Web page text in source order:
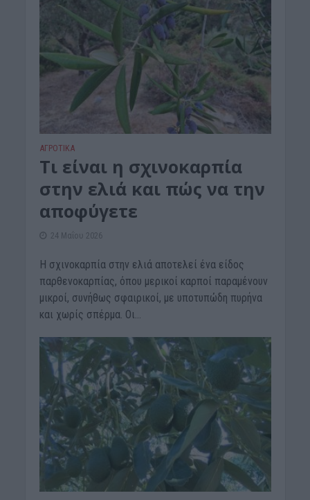
ΑΓΡΟΤΙΚΑ
Τι είναι η σχινοκαρπία
στην ελιά και πώς να την
αποφύγετε
24 Μαΐου 2026
Η σχινοκαρπία στην ελιά αποτελεί ένα είδος
παρθενοκαρπίας, όπου μερικοί καρποί παραμένουν
μικροί, συνήθως σφαιρικοί, με υποτυπώδη πυρήνα
και χωρίς σπέρμα. Οι...